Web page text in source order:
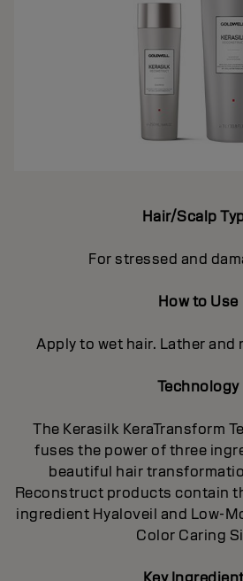
Hair/Scalp
For stressed and
How to Use
Apply to wet hair. Lather and
Technology
The Kerasilk KeraTransform
fuses the power of three
beautiful hair
Reconstruct products contain
ingredient Hyaloveil and Low-
Color Caring